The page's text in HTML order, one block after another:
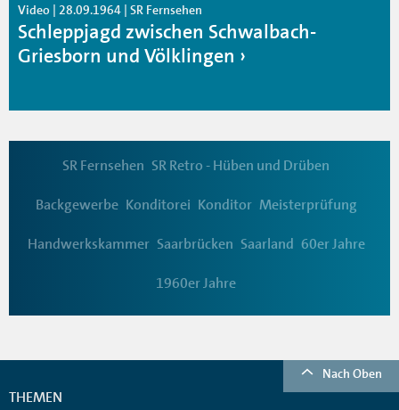
Video | 28.09.1964 | SR Fernsehen
Schleppjagd zwischen Schwalbach-
Griesborn und Völklingen
SR Fernsehen SR Retro - Hüben und Drüben
Backgewerbe Konditorei Konditor Meisterprüfung
Handwerkskammer Saarbrücken Saarland 60er Jahre
1960er Jahre
Nach Oben
THEMEN